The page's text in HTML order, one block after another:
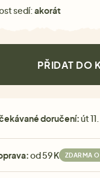
sedí:akorát
PŘIDAT DO
doručení:út
od 59 Kč ZDARMA